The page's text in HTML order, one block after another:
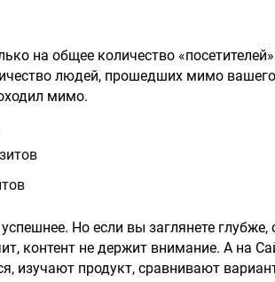
на общее количество
людей, прошедших мимо
мимо.
Но если вы заглянете глубже,
контент не держит внимание. А на
изучают продукт, сравнивают